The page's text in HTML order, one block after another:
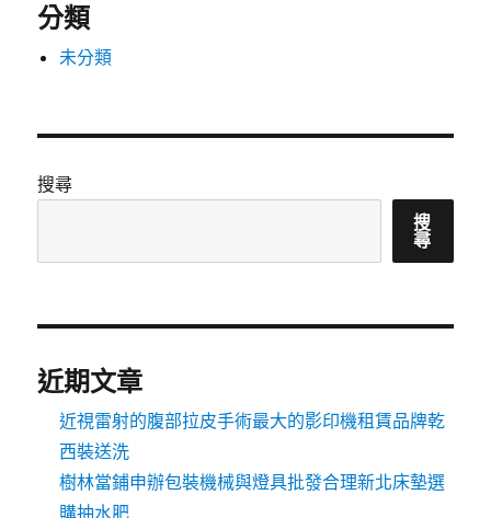
分類
未分類
搜尋
搜
尋
近期文章
近視雷射的腹部拉皮手術最大的影印機租賃品牌乾
西裝送洗
樹林當鋪申辦包裝機械與燈具批發合理新北床墊選
購抽水肥